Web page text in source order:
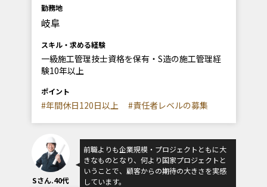
勤務地
岐阜
スキル・求める経験
一級施工管理技士資格を保有・S造の施工管理経
験10年以上
ポイント
#年間休日120日以上 #責任者レベルの募集
Sさん.40代
前職よりも企業規模・プロジェクトともに大
きなものとなり、何より国家プロジェクトと
いうことで、顧客からの期待の大きさを実感
しています。